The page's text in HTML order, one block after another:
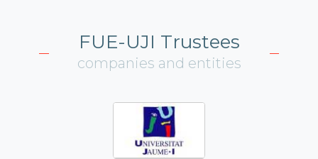
FUE-UJI Trustees
companies and entities